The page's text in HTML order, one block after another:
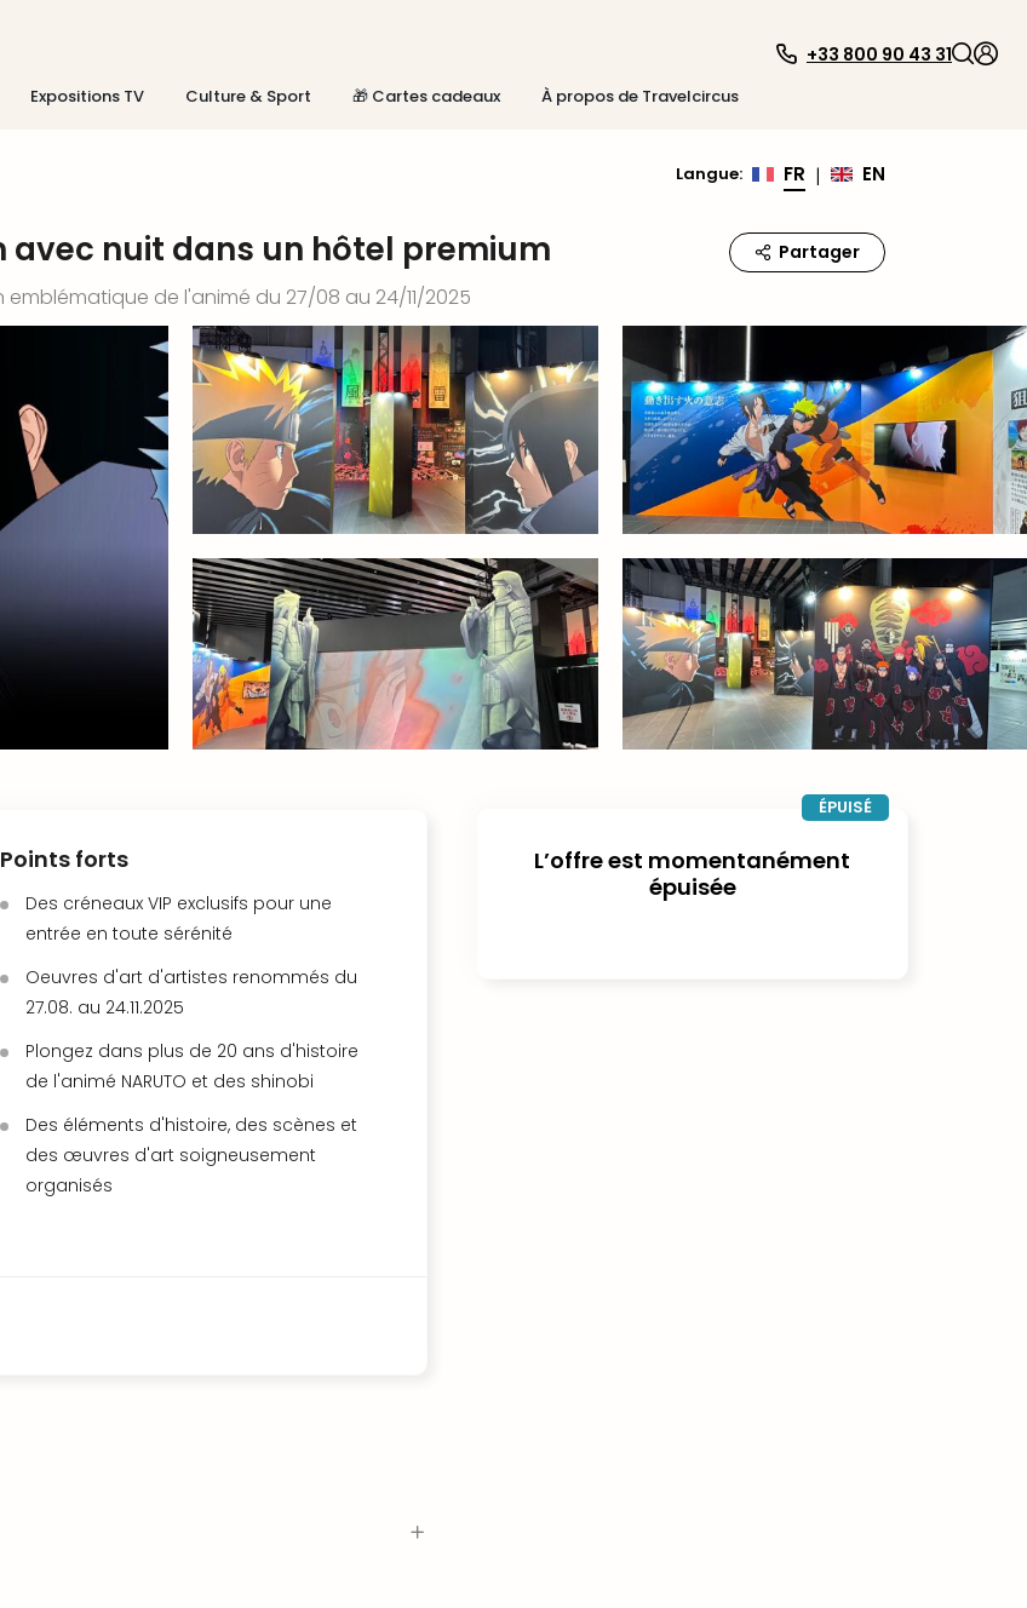
Expositions TV Culture & Sport 🎁 Cartes cadeaux À propos de Travelcircus
+33 800 90 43 31
Langue: FR | EN
avec nuit dans un hôtel premium Partager
de l'animé du 27/08 au 24/11/2025
ÉPUISÉ
L’offre est momentanément
épuisée
Points forts
Des créneaux VIP exclusifs pour une
entrée en toute sérénité
Oeuvres d'art d'artistes renommés du
27.08. au 24.11.2025
Plongez dans plus de 20 ans d'histoire
de l'animé NARUTO et des shinobi
Des éléments d'histoire, des scènes et
des œuvres d'art soigneusement
organisés